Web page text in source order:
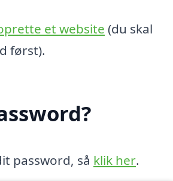
et website (du skal
først).
password, så klik her.